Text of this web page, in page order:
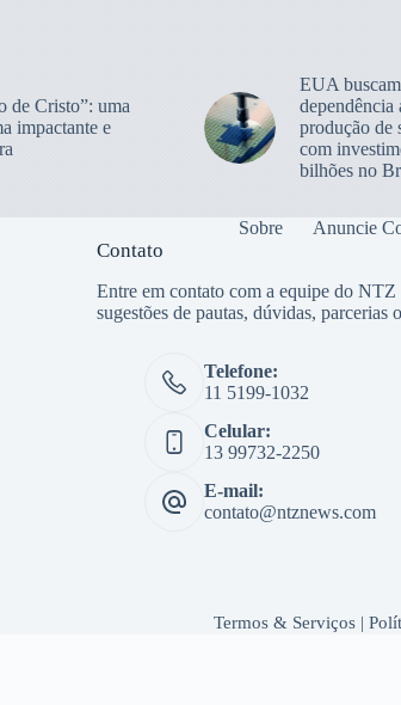
de Cristo”: uma
impactante e
EUA
dependência
produção de
com
bilhões no
Sobre Anuncie
Contato
Entre em contato com a equipe do NTZ
sugestões de pautas, dúvidas, parcerias
Telefone:
11 5199-1032
Celular:
13 99732-2250
E-mail:
contato@ntznews.com
Termos & Serviços|